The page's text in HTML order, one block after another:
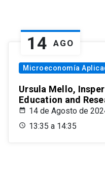
14 AGO
Microeconomía
Ursula Mello,
Education and
14 de Agosto de
13:35 a 14:35